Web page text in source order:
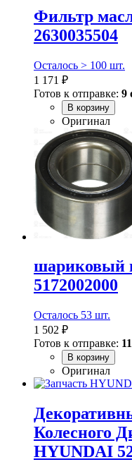
Фильтр
2630035504
Осталось > 100 шт.
1 171 ₽
Готов к отправке: 9
В корзину
Оригинал
шариковый
5172002000
Осталось 53 шт.
1 502 ₽
Готов к отправке:
В корзину
Оригинал
Колесного
HYUNDAI